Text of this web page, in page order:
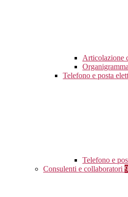
Articolazione
Organigramma
Telefono e posta
Telefono e
Consulenti e collaboratori